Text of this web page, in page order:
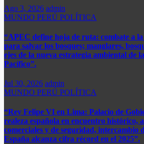
Ago 3, 2026 admin
MUNDO PERÚ POLÍTICA
“APEC define hoja de ruta: combate a
para salvar los bosques; manglares,
ejes de la nueva estrategia ambiental de
Pacífico”.
Jul 30, 2026 admin
MUNDO PERÚ POLÍTICA
“Rey Felipe VI en Lima: Palacio de
realeza española en encuentro histórico,
comerciales y de seguridad, intercambio
España alcanza cifra récord en el 2025”.​